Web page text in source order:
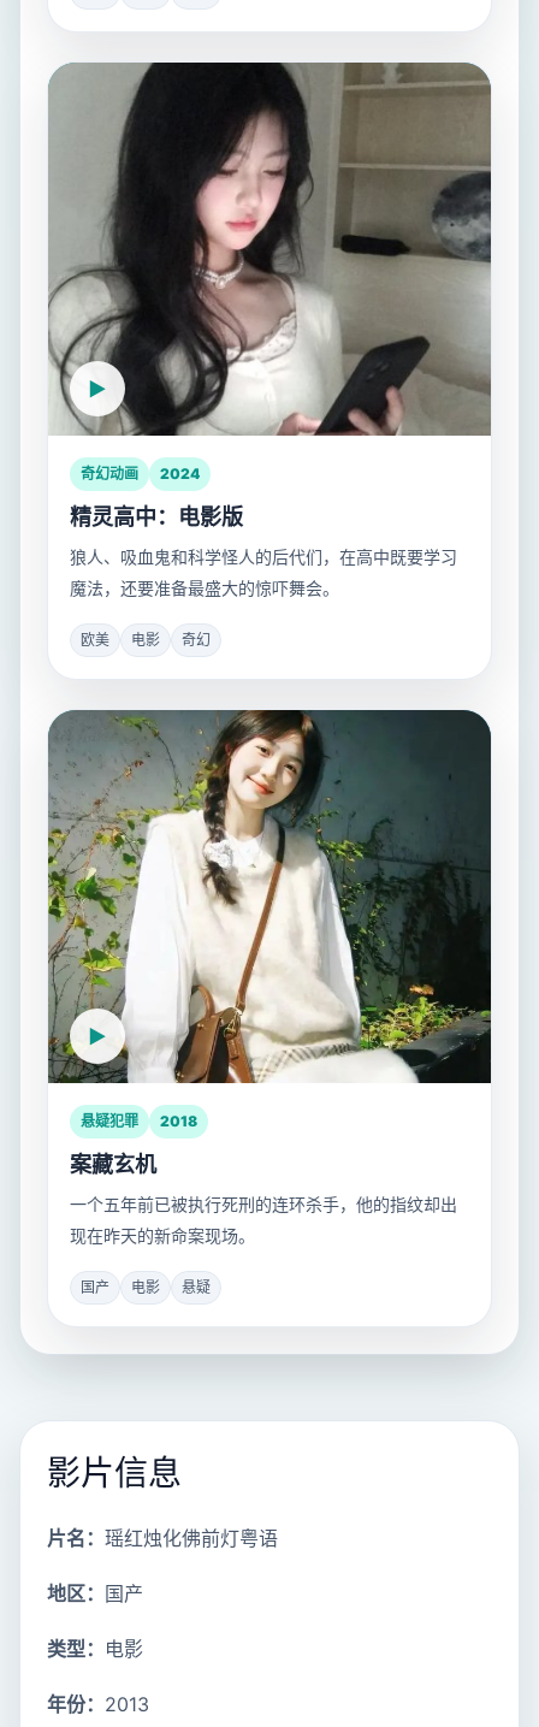
奇幻动画 2024
精灵高中：电影版
狼人、吸血鬼和科学怪人的后代们，在高中既要学习
魔法，还要准备最盛大的惊吓舞会。
欧美 电影 奇幻
悬疑犯罪 2018
案藏玄机
一个五年前已被执行死刑的连环杀手，他的指纹却出
现在昨天的新命案现场。
国产 电影 悬疑
影片信息
片名： 瑶红烛化佛前灯粤语
地区： 国产
类型： 电影
年份： 2013